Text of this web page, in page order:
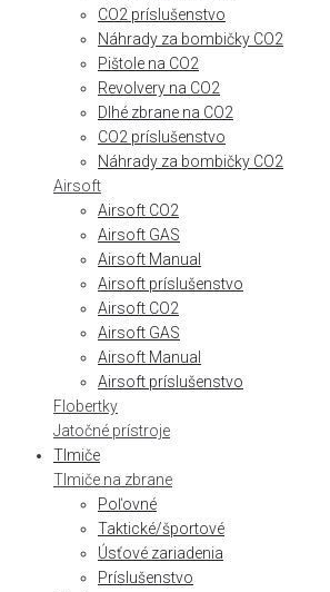
CO2 príslušenstvo
Náhrady za bombičky CO2
Pištole na CO2
Revolvery na CO2
Dlhé zbrane na CO2
CO2 príslušenstvo
Náhrady za bombičky CO2
Airsoft
Airsoft CO2
Airsoft GAS
Airsoft Manual
Airsoft príslušenstvo
Airsoft CO2
Airsoft GAS
Airsoft Manual
Airsoft príslušenstvo
Flobertky
Jatočné prístroje
Tlmiče
Tlmiče na zbrane
Poľovné
Taktické/športové
Úsťové zariadenia
Príslušenstvo